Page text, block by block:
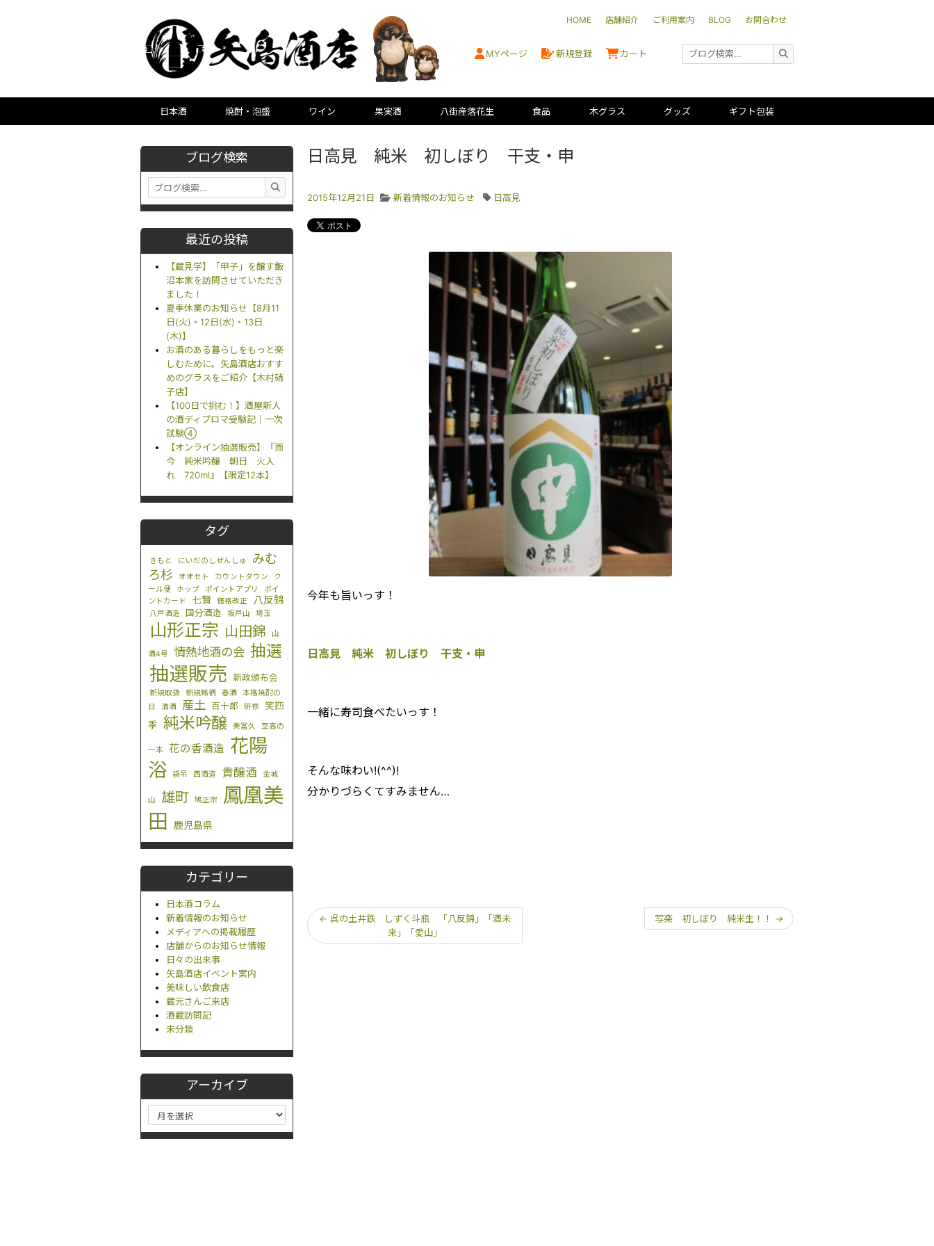
HOME 店舗紹介 ご利用案内 BLOG お問合わせ
MYページ 新規登録 カート
日本酒 焼酎・泡盛 ワイン 果実酒 八街産落花生 食品 木グラス グッズ ギフト包装
ブログ検索
最近の投稿
【蔵見学】「甲子」を醸す飯
沼本家を訪問させていただき
ました！
夏季休業のお知らせ【8月11
日(火)・12日(水)・13日
(木)】
お酒のある暮らしをもっと楽
しむために。矢島酒店おすす
めのグラスをご紹介【木村硝
子店】
【100日で挑む！】酒屋新人
の酒ディプロマ受験記｜一次
試験④
【オンライン抽選販売】『而
今 純米吟醸 朝日 火入
れ 720ml』【限定12本】
タグ
きもと にいだのしぜんしゅ
みむ
ろ杉
オオセト カウントダウン
ク
ール便
ホップ ポイントアプリ
ポイ
ントカード
七賢 価格改正 八反錦
八戸酒造 国分酒造 坂戸山 埼玉
山形正宗 山田錦 山
酒4号 情熱地酒の会 抽選
抽選販売 新政頒布会
新規取扱 新規銘柄 春酒
本格焼酎の
日
清酒 産土 百十郎 研修
笑四
季 純米吟醸 美冨久 至高の
一本 花の香酒造 花陽
浴
袋吊 西酒造 貴醸酒 金城
山 雄町 鳩正宗
鳳凰美
田
鹿児島県
カテゴリー
日本酒コラム
新着情報のお知らせ
メディアへの掲載履歴
店舗からのお知らせ情報
日々の出来事
矢島酒店イベント案内
美味しい飲食店
蔵元さんご来店
酒蔵訪問記
未分類
アーカイブ
日高見 純米 初しぼり 干支・申
2015年12月21日 新着情報のお知らせ 日高見
今年も旨いっす！
日高見 純米 初しぼり 干支・申
一緒に寿司食べたいっす！
そんな味わい!(^^)!
分かりづらくてすみません…
← 呉の土井鉄 しずく斗瓶 「八反錦」「酒未
来」「愛山」
写楽 初しぼり 純米生！！ →